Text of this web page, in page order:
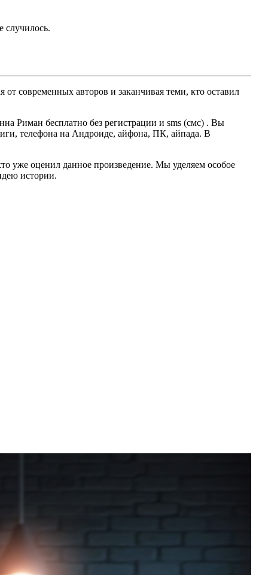
случилось.
современных авторов и заканчивая теми, кто оставил
Риман бесплатно без регистрации и sms (смс) . Вы
телефона на Андроиде, айфона, ПК, айпада. В
уже оценил данное произведение. Мы уделяем особое
истории.